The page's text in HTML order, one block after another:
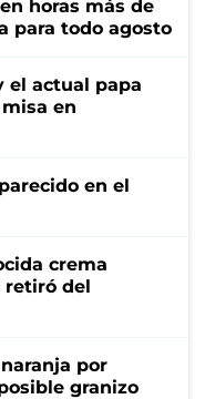
horas más de
para todo agosto
el actual papa
en
en el
crema
del
por
granizo